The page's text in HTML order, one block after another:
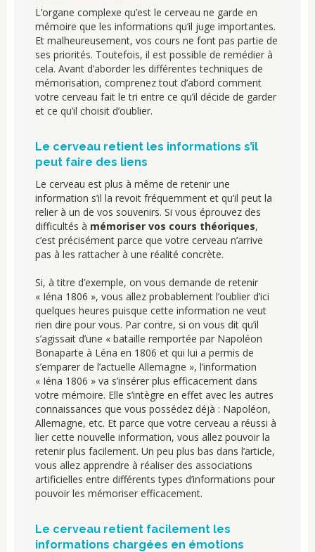
L’organe complexe qu’est le cerveau ne garde en
mémoire que les informations qu’il juge importantes.
Et malheureusement, vos cours ne font pas partie de
ses priorités. Toutefois, il est possible de remédier à
cela. Avant d’aborder les différentes techniques de
mémorisation, comprenez tout d’abord comment
votre cerveau fait le tri entre ce qu’il décide de garder
et ce qu’il choisit d’oublier.
Le cerveau retient les informations s’il
peut faire des liens
Le cerveau est plus à même de retenir une
information s’il la revoit fréquemment et qu’il peut la
relier à un de vos souvenirs. Si vous éprouvez des
difficultés à mémoriser vos cours théoriques,
c’est précisément parce que votre cerveau n’arrive
pas à les rattacher à une réalité concrète.
Si, à titre d’exemple, on vous demande de retenir
« Iéna 1806 », vous allez probablement l’oublier d’ici
quelques heures puisque cette information ne veut
rien dire pour vous. Par contre, si on vous dit qu’il
s’agissait d’une « bataille remportée par Napoléon
Bonaparte à Léna en 1806 et qui lui a permis de
s’emparer de l’actuelle Allemagne », l’information
« Iéna 1806 » va s’insérer plus efficacement dans
votre mémoire. Elle s’intègre en effet avec les autres
connaissances que vous possédez déjà : Napoléon,
Allemagne, etc. Et parce que votre cerveau a réussi à
lier cette nouvelle information, vous allez pouvoir la
retenir plus facilement. Un peu plus bas dans l’article,
vous allez apprendre à réaliser des associations
artificielles entre différents types d’informations pour
pouvoir les mémoriser efficacement.
Le cerveau retient facilement les
informations chargées en émotions